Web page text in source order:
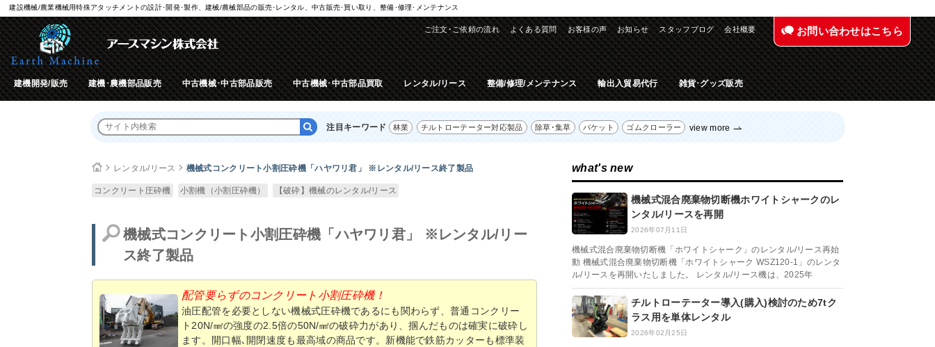
建設機械/農業機械用特殊アタッチメントの設計･開発･製作、建械/農械部品の販売･レンタル、中古販売･買い取り、整備･修理･メンテナンス
お知らせ スタッフブログ 会社概要 お問い合わせはこちら
ご注文･ご依頼の流れ よくある質問 お客様の声
建機開発/販売 建機･農機部品販売 中古機械･中古部品販売 中古機械･中古部品買取 レンタル/リース 整備/修理/メンテナンス 輸出入貿易代行 雑貨･グッズ販売
注目キーワード 林業 チルトローテーター対応製品 除草･集草 バケット ゴムクローラー view more
レンタル/リース 機械式コンクリート小割圧砕機「ハヤワリ君」 ※レンタル/リース終了製品
コンクリート圧砕機 小割機（小割圧砕機） 【破砕】機械のレンタル/リース
機械式コンクリート小割圧砕機「ハヤワリ君」 ※レンタル/リー
ス終了製品
配管要らずのコンクリート小割圧砕機！
油圧配管を必要としない機械式圧砕機であるにも関わらず、普通コンクリー
ト20N/㎟の強度の2.5倍の50N/㎟の破砕力があり、掴んだものは確実に破砕し
ます。開口幅､開閉速度も最高域の商品です。新機能で鉄筋カッターも標準装
what's new
機械式混合廃棄物切断機ホワイトシャークのレ
ンタル/リースを再開
2026年07月11日
機械式混合廃棄物切断機「ホワイトシャーク」のレンタル/リース再始
動 機械式混合廃棄物切断機「ホワイトシャーク WSZ120-1」のレンタ
ル/リースを再開いたしました。 レンタル/リース機は、2025年
チルトローテーター導入(購入)検討のため7tク
ラス用を単体レンタル
2026年02月25日